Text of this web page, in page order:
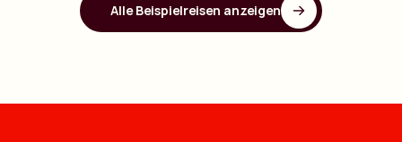
Alle Beispielreisen anzeigen